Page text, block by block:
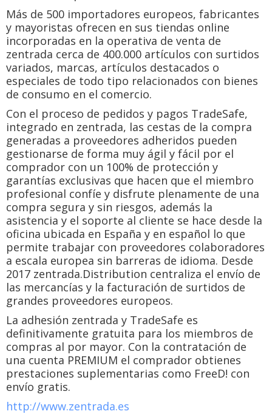
Más de 500 importadores europeos, fabricantes
y mayoristas ofrecen en sus tiendas online
incorporadas en la operativa de venta de
zentrada cerca de 400.000 artículos con surtidos
variados, marcas, artículos destacados o
especiales de todo tipo relacionados con bienes
de consumo en el comercio.
Con el proceso de pedidos y pagos TradeSafe,
integrado en zentrada, las cestas de la compra
generadas a proveedores adheridos pueden
gestionarse de forma muy ágil y fácil por el
comprador con un 100% de protección y
garantías exclusivas que hacen que el miembro
profesional confíe y disfrute plenamente de una
compra segura y sin riesgos, además la
asistencia y el soporte al cliente se hace desde la
oficina ubicada en España y en español lo que
permite trabajar con proveedores colaboradores
a escala europea sin barreras de idioma. Desde
2017 zentrada.Distribution centraliza el envío de
las mercancías y la facturación de surtidos de
grandes proveedores europeos.
La adhesión zentrada y TradeSafe es
definitivamente gratuita para los miembros de
compras al por mayor. Con la contratación de
una cuenta PREMIUM el comprador obtienes
prestaciones suplementarias como FreeD! con
envío gratis.
http://www.zentrada.es